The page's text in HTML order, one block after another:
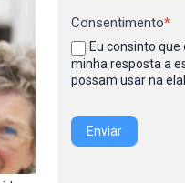
Consentimento*
Eu consinto
minha resposta a
possam usar na
Enviar